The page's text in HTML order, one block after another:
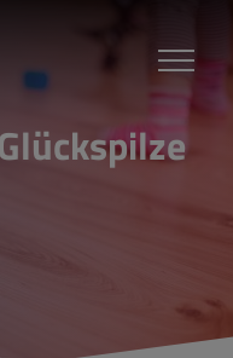
ZUM INHALT SPRINGEN